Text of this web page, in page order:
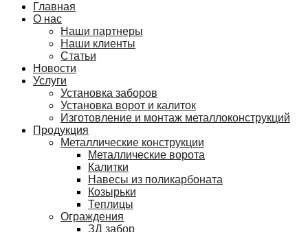
Главная
О нас
Наши партнеры
Наши клиенты
Статьи
Новости
Услуги
Установка заборов
Установка ворот и калиток
Изготовление и монтаж металлоконструкций
Продукция
Металлические конструкции
Металлические ворота
Калитки
Навесы из поликарбоната
Козырьки
Теплицы
Ограждения
ЗД забор